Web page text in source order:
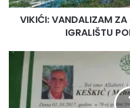
A
L
VIKIĆI: VANDALIZAM ZA
IGRALIŠTU